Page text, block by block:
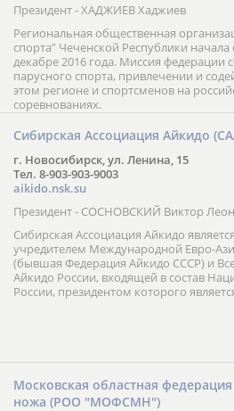
Президент - ХАДЖИЕВ Хаджиев
Региональная общественная
спорта” Чеченской Республики
декабре 2016 года. Миссия федерации
парусного спорта, привлечении и
этом регионе и спортсменов на
соревнованиях.
Сибирская Ассоциация Айкидо
г. Новосибирск, ул. Ленина, 15
Тел. 8-903-903-9003
aikido.nsk.su
Президент - СОСНОВСКИЙ Виктор
Сибирская Ассоциация Айкидо
учредителем Международной Евро-
(бывшая Федерация Айкидо СССР) и
Айкидо России, входящей в состав
России, президентом которого
Московская областная
ножа (РОО "МОФСМН")